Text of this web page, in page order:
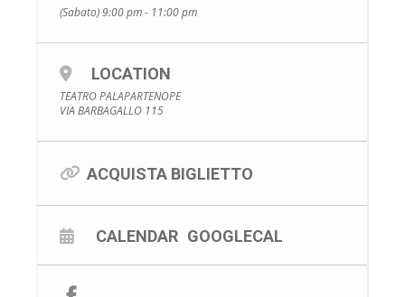
(Sabato) 9:00 pm - 11:00 pm
LOCATION
TEATRO PALAPARTENOPE
VIA BARBAGALLO 115
ACQUISTA BIGLIETTO
CALENDAR GOOGLECAL